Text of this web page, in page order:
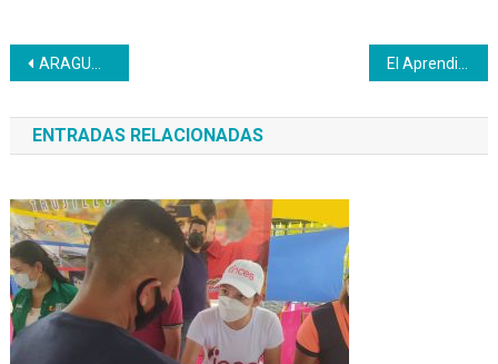
Navegación
de
entradas
ARAGUA | Inces en Jornada de trabajo indetenible acompañando al pueblo
ENTRADAS RELACIONADAS